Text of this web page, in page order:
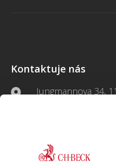
Kontaktuje nás
Jungmannova 34,
beck-online@beck.cz